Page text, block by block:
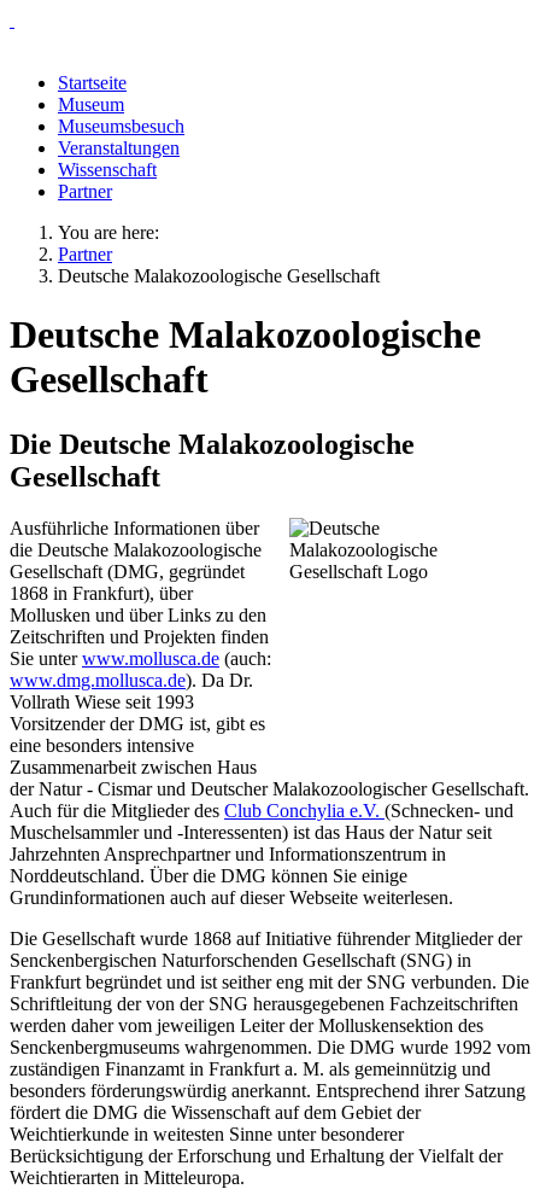
Startseite
Museum
Museumsbesuch
Veranstaltungen
Wissenschaft
Partner
You are here:
Partner
Deutsche Malakozoologische Gesellschaft
Deutsche Malakozoologische
Gesellschaft
Die Deutsche Malakozoologische
Gesellschaft
Ausführliche Informationen über
die Deutsche Malakozoologische
Gesellschaft (DMG, gegründet
1868 in Frankfurt), über
Mollusken und über Links zu den
Zeitschriften und Projekten finden
Sie unterwww.mollusca.de (auch:
www.dmg.mollusca.de). Da Dr.
Vollrath Wiese seit 1993
Vorsitzender der DMG ist, gibt es
eine besonders intensive
Zusammenarbeit zwischen Haus
der Natur - Cismar und Deutscher Malakozoologischer Gesellschaft.
Auch für die Mitglieder des Club Conchylia e.V. (Schnecken- und
Muschelsammler und -Interessenten) ist das Haus der Natur seit
Jahrzehnten Ansprechpartner und Informationszentrum in
Norddeutschland. Über die DMG können Sie einige
Grundinformationen auch auf dieser Webseite weiterlesen.
Die Gesellschaft wurde 1868 auf Initiative führender Mitglieder der
Senckenbergischen Naturforschenden Gesellschaft (SNG) in
Frankfurt begründet und ist seither eng mit der SNG verbunden. Die
Schriftleitung der von der SNG herausgegebenen Fachzeitschriften
werden daher vom jeweiligen Leiter der Molluskensektion des
Senckenbergmuseums wahrgenommen. Die DMG wurde 1992 vom
zuständigen Finanzamt in Frankfurt a. M. als gemeinnützig und
besonders förderungswürdig anerkannt. Entsprechend ihrer Satzung
fördert die DMG die Wissenschaft auf dem Gebiet der
Weichtierkunde in weitesten Sinne unter besonderer
Berücksichtigung der Erforschung und Erhaltung der Vielfalt der
Weichtierarten in Mitteleuropa.